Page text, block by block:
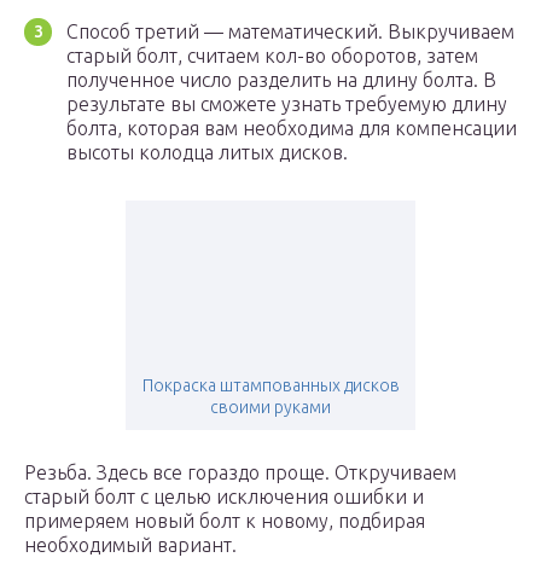
Способ третий — математический. Выкручиваем
старый болт, считаем кол-во оборотов, затем
полученное число разделить на длину болта. В
результате вы сможете узнать требуемую длину
болта, которая вам необходима для компенсации
высоты колодца литых дисков.
Покраска штампованных дисков
своими руками
Резьба. Здесь все гораздо проще. Откручиваем
старый болт с целью исключения ошибки и
примеряем новый болт к новому, подбирая
необходимый вариант.